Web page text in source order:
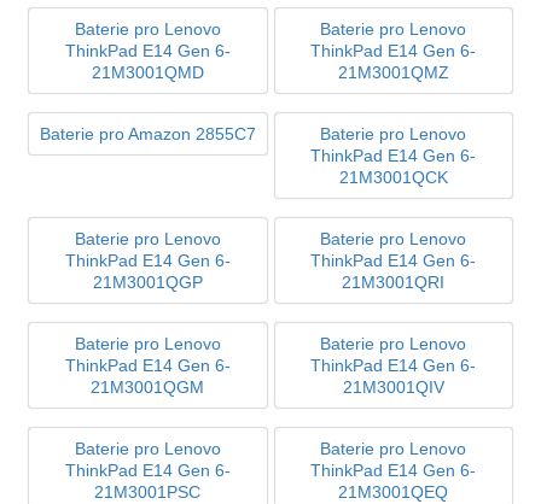
Baterie pro Lenovo
ThinkPad E14 Gen 6-
21M3001QMD
Baterie pro Lenovo
ThinkPad E14 Gen 6-
21M3001QMZ
Baterie pro Amazon 2855C7
Baterie pro Lenovo
ThinkPad E14 Gen 6-
21M3001QCK
Baterie pro Lenovo
ThinkPad E14 Gen 6-
21M3001QGP
Baterie pro Lenovo
ThinkPad E14 Gen 6-
21M3001QRI
Baterie pro Lenovo
ThinkPad E14 Gen 6-
21M3001QGM
Baterie pro Lenovo
ThinkPad E14 Gen 6-
21M3001QIV
Baterie pro Lenovo
ThinkPad E14 Gen 6-
21M3001PSC
Baterie pro Lenovo
ThinkPad E14 Gen 6-
21M3001QEQ